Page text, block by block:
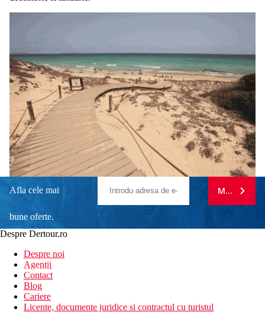
Afla cele mai
bune oferte.
newsletter!
MA
Despre Dertour.ro
Despre noi
Agentii
Contact
Blog
Cariere
Licente, documente juridice si contractul cu turistul